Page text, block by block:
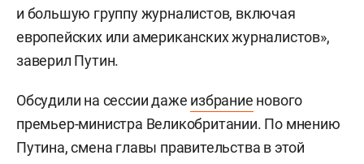
и большую группу журналистов, включая
европейских или американских журналистов»,
заверил Путин.
Обсудили на сессии даже избрание нового
премьер-министра Великобритании. По мнению
Путина, смена главы правительства в этой